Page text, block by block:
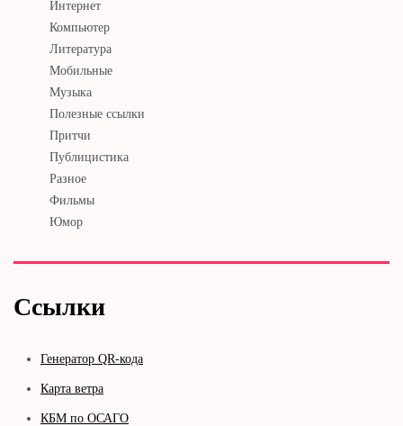
Интернет
Компьютер
Литература
Мобильные
Музыка
Полезные ссылки
Притчи
Публицистика
Разное
Фильмы
Юмор
Ссылки
Генератор QR-кода
Карта ветра
КБМ по ОСАГО